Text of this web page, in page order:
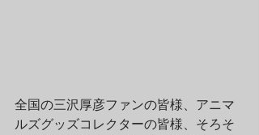
全国の三沢厚彦ファンの皆様、アニマ
ルズグッズコレクターの皆様、そろそ